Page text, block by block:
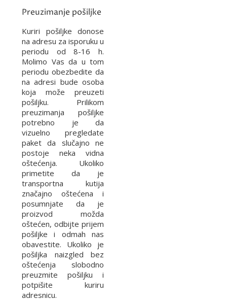
Preuzimanje pošiljke
Kuriri pošiljke donose
na adresu za isporuku u
periodu od 8-16 h.
Molimo Vas da u tom
periodu obezbedite da
na adresi bude osoba
koja može preuzeti
pošiljku. Prilikom
preuzimanja pošiljke
potrebno je da
vizuelno pregledate
paket da slučajno ne
postoje neka vidna
oštećenja. Ukoliko
primetite da je
transportna kutija
značajno oštećena i
posumnjate da je
proizvod možda
oštećen, odbijte prijem
pošiljke i odmah nas
obavestite. Ukoliko je
pošiljka naizgled bez
oštećenja slobodno
preuzmite pošiljku i
potpišite kuriru
adresnicu.